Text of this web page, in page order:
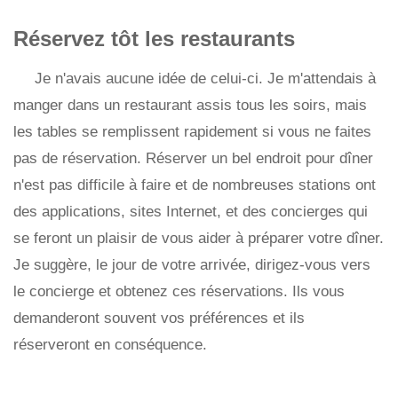
Réservez tôt les restaurants
Je n'avais aucune idée de celui-ci. Je m'attendais à
manger dans un restaurant assis tous les soirs, mais
les tables se remplissent rapidement si vous ne faites
pas de réservation. Réserver un bel endroit pour dîner
n'est pas difficile à faire et de nombreuses stations ont
des applications, sites Internet, et des concierges qui
se feront un plaisir de vous aider à préparer votre dîner.
Je suggère, le jour de votre arrivée, dirigez-vous vers
le concierge et obtenez ces réservations. Ils vous
demanderont souvent vos préférences et ils
réserveront en conséquence.